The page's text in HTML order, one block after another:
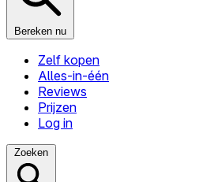
Bereken nu
Zelf kopen
Alles-in-één
Reviews
Prijzen
Log in
Zoeken